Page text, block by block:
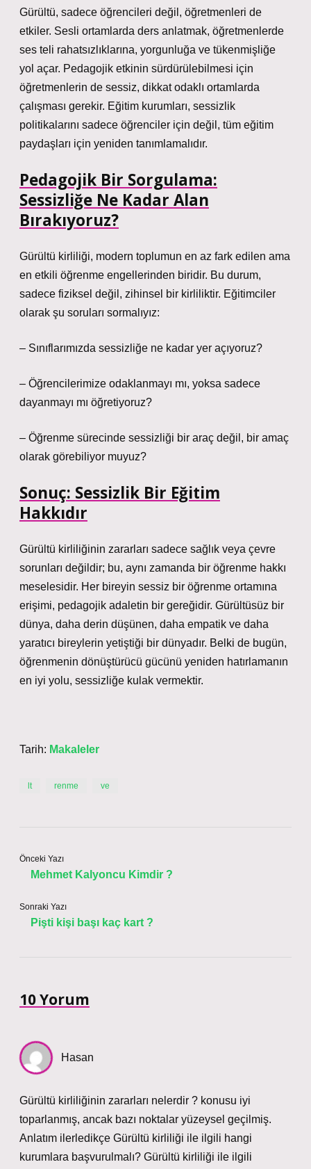
Gürültü, sadece öğrencileri değil, öğretmenleri de
etkiler. Sesli ortamlarda ders anlatmak, öğretmenlerde
ses teli rahatsızlıklarına, yorgunluğa ve tükenmişliğe
yol açar. Pedagojik etkinin sürdürülebilmesi için
öğretmenlerin de sessiz, dikkat odaklı ortamlarda
çalışması gerekir. Eğitim kurumları, sessizlik
politikalarını sadece öğrenciler için değil, tüm eğitim
paydaşları için yeniden tanımlamalıdır.
Pedagojik Bir Sorgulama:
Sessizliğe Ne Kadar Alan
Bırakıyoruz?
Gürültü kirliliği, modern toplumun en az fark edilen ama
en etkili öğrenme engellerinden biridir. Bu durum,
sadece fiziksel değil, zihinsel bir kirliliktir. Eğitimciler
olarak şu soruları sormalıyız:
– Sınıflarımızda sessizliğe ne kadar yer açıyoruz?
– Öğrencilerimize odaklanmayı mı, yoksa sadece
dayanmayı mı öğretiyoruz?
– Öğrenme sürecinde sessizliği bir araç değil, bir amaç
olarak görebiliyor muyuz?
Sonuç: Sessizlik Bir Eğitim
Hakkıdır
Gürültü kirliliğinin zararları sadece sağlık veya çevre
sorunları değildir; bu, aynı zamanda bir öğrenme hakkı
meselesidir. Her bireyin sessiz bir öğrenme ortamına
erişimi, pedagojik adaletin bir gereğidir. Gürültüsüz bir
dünya, daha derin düşünen, daha empatik ve daha
yaratıcı bireylerin yetiştiği bir dünyadır. Belki de bugün,
öğrenmenin dönüştürücü gücünü yeniden hatırlamanın
en iyi yolu, sessizliğe kulak vermektir.
Tarih: Makaleler
lt renme ve
Önceki Yazı
Mehmet Kalyoncu Kimdir ?
Sonraki Yazı
Pişti kişi başı kaç kart ?
10 Yorum
Hasan
Gürültü kirliliğinin zararları nelerdir ? konusu iyi
toparlanmış, ancak bazı noktalar yüzeysel geçilmiş.
Anlatım ilerledikçe Gürültü kirliliği ile ilgili hangi
kurumlara başvurulmalı? Gürültü kirliliği ile ilgili